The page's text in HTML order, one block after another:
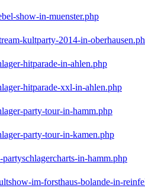
show-in-muenster.php
kultparty-2014-in-
hitparade-in-ahlen.php
hitparade-xxl-in-ahlen.php
party-tour-in-hamm.php
party-tour-in-kamen.php
in-hamm.php
im-forsthaus-bolande-in-